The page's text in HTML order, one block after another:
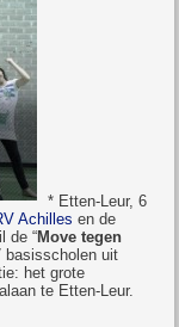
* Etten-Leur, 6
Achilles en de
de “Move tegen
basisscholen uit
het grote
te Etten-Leur.